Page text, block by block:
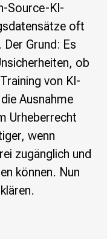
Source-KI-
oft
Grund: Es
ob
von KI-
Ausnahme
Urheberrecht
wenn
zugänglich und
können. Nun